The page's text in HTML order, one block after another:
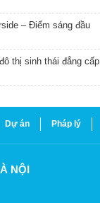
– Điểm sáng đầu
thị sinh thái đẳng cấp
Dự án Pháp lý
NỘI